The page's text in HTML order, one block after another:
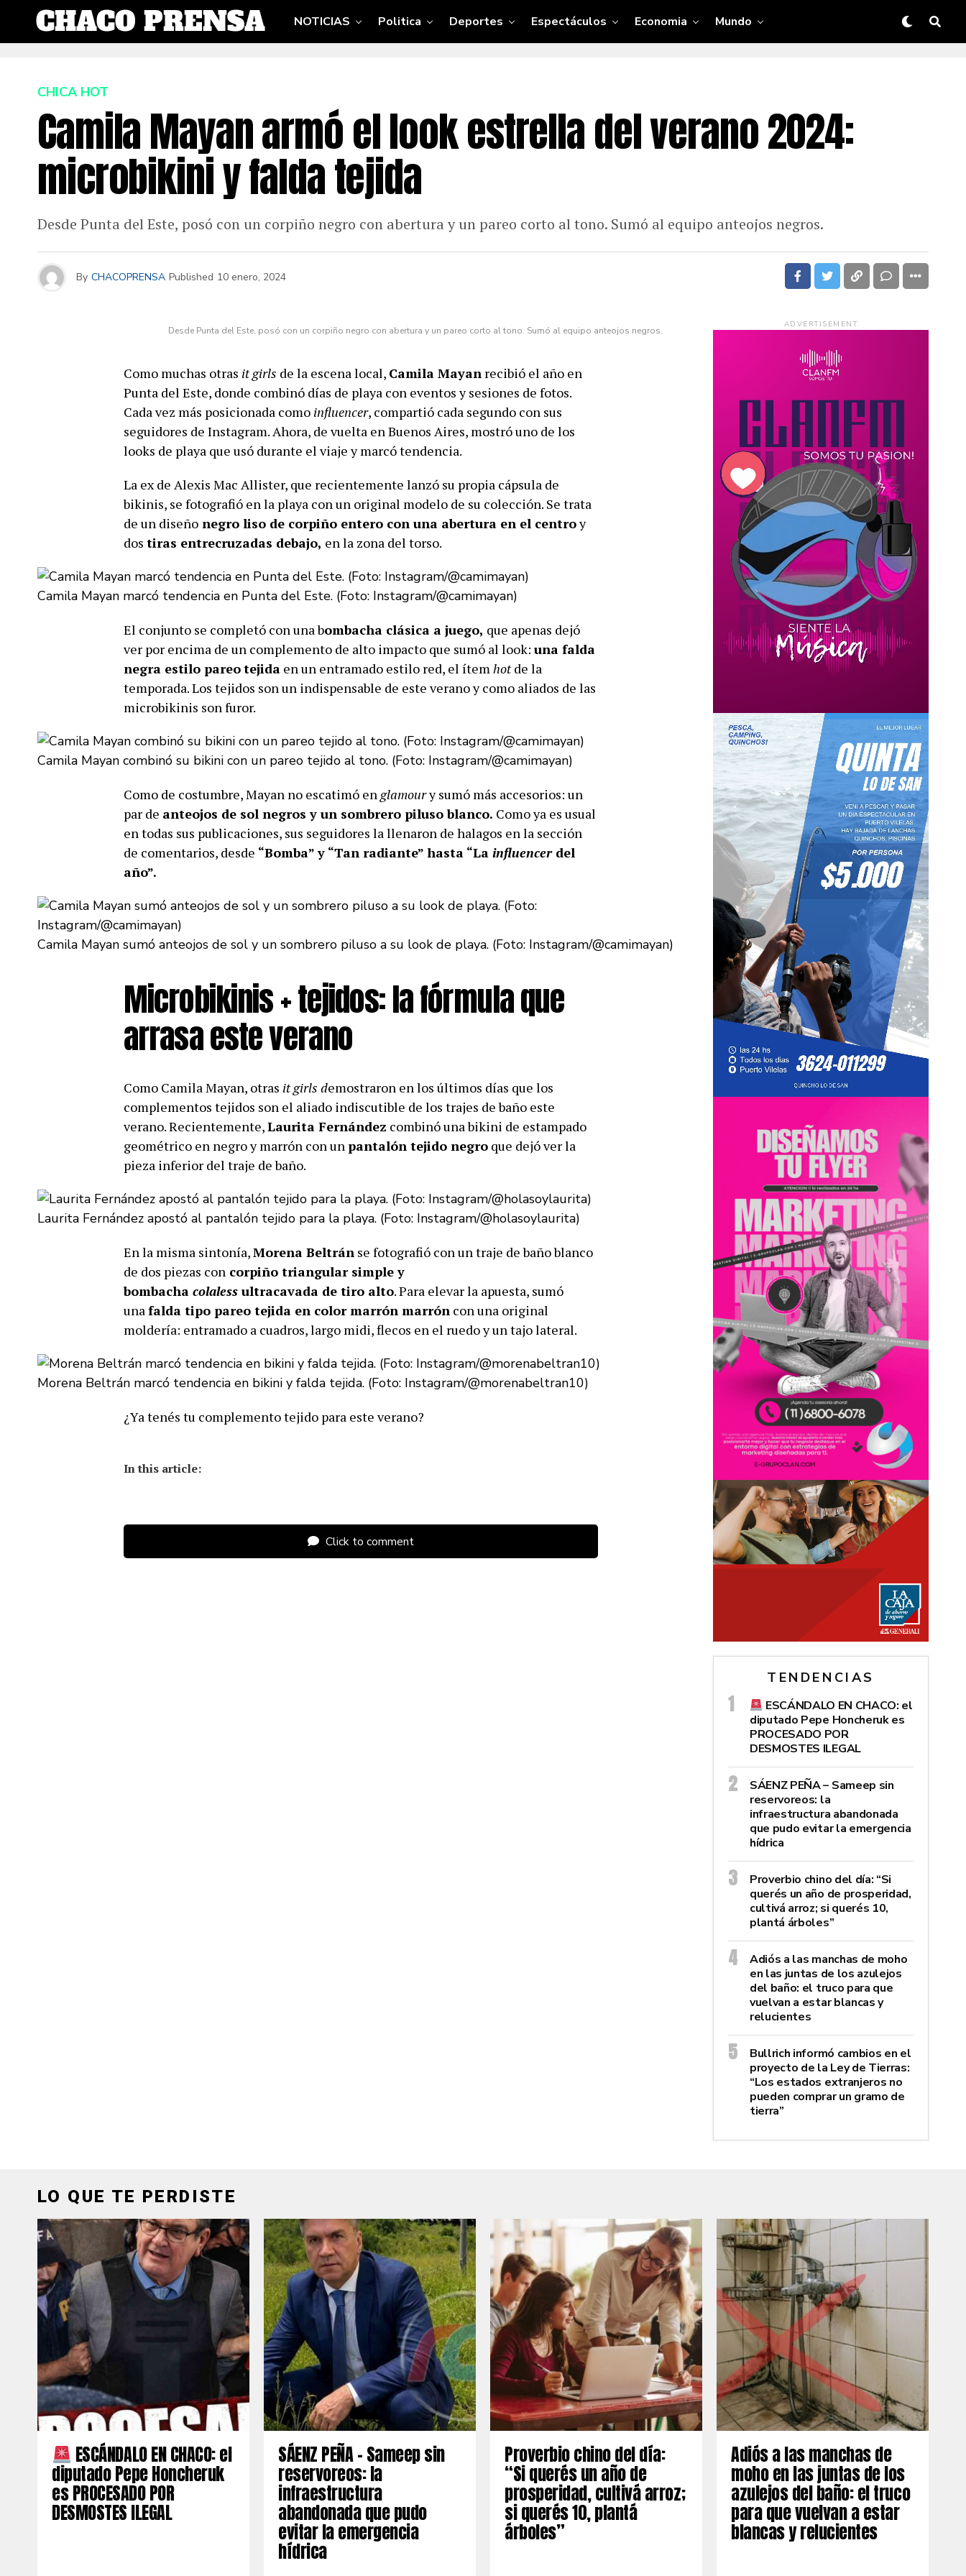
NOTICIAS Politica Deportes Espectáculos Economia Mundo
CHICA HOT
Camila Mayan armó el look estrella del verano 2024:
microbikini y falda tejida
Desde Punta del Este, posó con un corpiño negro con abertura y un pareo corto al tono. Sumó al equipo anteojos negros.
By CHACOPRENSA Published 10 enero, 2024
Desde Punta del Este, posó con un corpiño negro con abertura y un pareo corto al tono. Sumó al equipo anteojos negros.
Como muchas otras it girls de la escena local, Camila Mayan recibió el año en
Punta del Este, donde combinó días de playa con eventos y sesiones de fotos.
Cada vez más posicionada como influencer, compartió cada segundo con sus
seguidores de Instagram. Ahora, de vuelta en Buenos Aires, mostró uno de los
looks de playa que usó durante el viaje y marcó tendencia.
La ex de Alexis Mac Allister, que recientemente lanzó su propia cápsula de
bikinis, se fotografió en la playa con un original modelo de su colección. Se trata
de un diseño negro liso de corpiño entero con una abertura en el centroy
dos tiras entrecruzadas debajo, en la zona del torso.
Camila Mayan marcó tendencia en Punta del Este. (Foto: Instagram/@camimayan)
El conjunto se completó con una bombacha clásica a juego, que apenas dejó
ver por encima de un complemento de alto impacto que sumó al look: una falda
negra estilo pareotejida en un entramado estilo red, el ítemhotde la
temporada. Los tejidos son un indispensable de este verano y como aliados de las
microbikinis son furor.
Camila Mayan combinó su bikini con un pareo tejido al tono. (Foto: Instagram/@camimayan)
Como de costumbre, Mayan no escatimó englamoury sumó más accesorios: un
par de anteojos de sol negros y un sombrero piluso blanco. Como ya es usual
en todas sus publicaciones, sus seguidores la llenaron de halagos en la sección
de comentarios, desde “Bomba” y “Tan radiante” hasta “La influencerdel
año”.
Camila Mayan sumó anteojos de sol y un sombrero piluso a su look de playa. (Foto: Instagram/@camimayan)
Microbikinis + tejidos: la fórmula que
arrasa este verano
Como Camila Mayan, otras it girls demostraron en los últimos días que los
complementos tejidos son el aliado indiscutible de los trajes de baño este
verano. Recientemente,Laurita Fernández combinó una bikini de estampado
geométrico en negro y marrón con unpantalón tejido negro que dejó ver la
pieza inferior del traje de baño.
Laurita Fernández apostó al pantalón tejido para la playa. (Foto: Instagram/@holasoylaurita)
En la misma sintonía,Morena Beltrán se fotografió con un traje de baño blanco
de dos piezas con corpiño triangular simple y
bombacha colaless ultracavada de tiro alto. Para elevar la apuesta, sumó
unafalda tipo pareo tejida en color marrón marrón con una original
moldería: entramado a cuadros, largo midi, flecos en el ruedo y un tajo lateral.
Morena Beltrán marcó tendencia en bikini y falda tejida. (Foto: Instagram/@morenabeltran10)
¿Ya tenés tu complemento tejido para este verano?
In this article:
Click to comment
ADVERTISEMENT
TENDENCIAS
ESCÁNDALO EN CHACO: el
diputado Pepe Honcheruk es
PROCESADO POR
DESMOSTES ILEGAL
SÁENZ PEÑA – Sameep sin
reservoreos: la
infraestructura abandonada
que pudo evitar la emergencia
hídrica
Proverbio chino del día: “Si
querés un año de prosperidad,
cultivá arroz; si querés 10,
plantá árboles”
Adiós a las manchas de moho
en las juntas de los azulejos
del baño: el truco para que
vuelvan a estar blancas y
relucientes
Bullrich informó cambios en el
proyecto de la Ley de Tierras:
“Los estados extranjeros no
pueden comprar un gramo de
tierra”
LO QUE TE PERDISTE
ESCÁNDALO EN CHACO: el
diputado Pepe Honcheruk
es PROCESADO POR
DESMOSTES ILEGAL
SÁENZ PEÑA – Sameep sin
reservoreos: la
infraestructura
abandonada que pudo
evitar la emergencia
hídrica
Proverbio chino del día:
“Si querés un año de
prosperidad, cultivá arroz;
si querés 10, plantá
árboles”
Adiós a las manchas de
moho en las juntas de los
azulejos del baño: el truco
para que vuelvan a estar
blancas y relucientes